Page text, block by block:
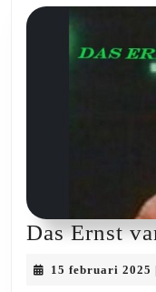
Das Ernst
15 februari 2025 |